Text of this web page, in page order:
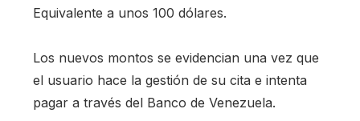
Equivalente a unos 100 dólares.
Los nuevos montos se evidencian una vez que
el usuario hace la gestión de su cita e intenta
pagar a través del Banco de Venezuela.